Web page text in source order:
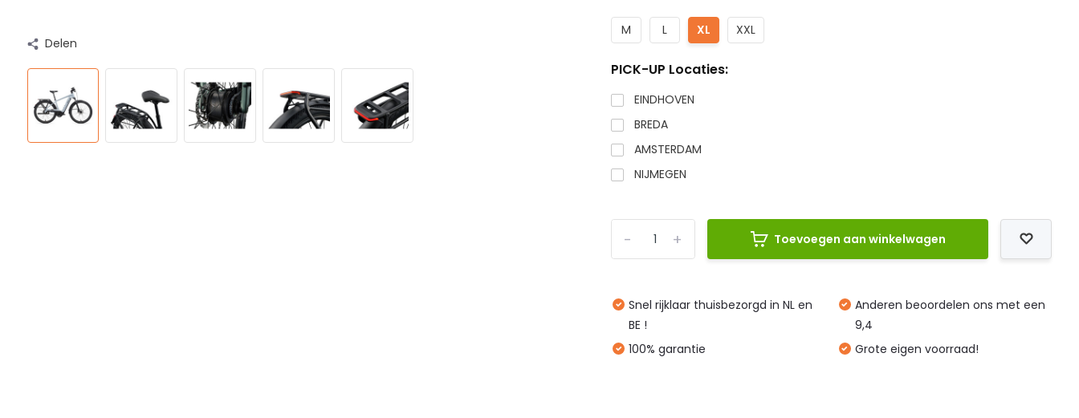
Delen
M L XL XXL
PICK-UP Locaties:
EINDHOVEN
BREDA
AMSTERDAM
NIJMEGEN
+
- Toevoegen aan winkelwagen
Snel rijklaar thuisbezorgd in NL en
BE !
100% garantie
Anderen beoordelen ons met een
9,4
Grote eigen voorraad!